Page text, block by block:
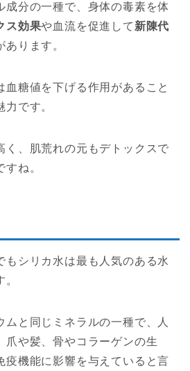
成分の一種で、身体の毒素を体
ス効果や血流を促進して 新陳代
あります。
血糖値を下げる作用があること
です。
く、肌荒れの元もデトックスで
ね。
もシリカ水は最も人気のある水
ムと同じミネラルの一種で、人
爪や髪、骨やコラーゲンの生
疫機能に影響を与えていると言